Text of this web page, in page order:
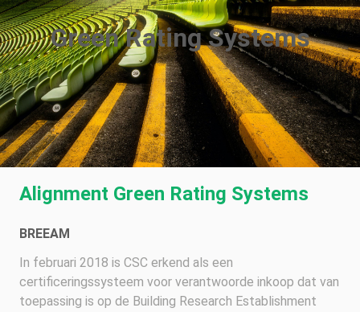
Green Rating Systems
Alignment Green Rating Systems
BREEAM
In februari 2018 is CSC erkend als een
certificeringssysteem voor verantwoorde inkoop dat van
toepassing is op de Building Research Establishment